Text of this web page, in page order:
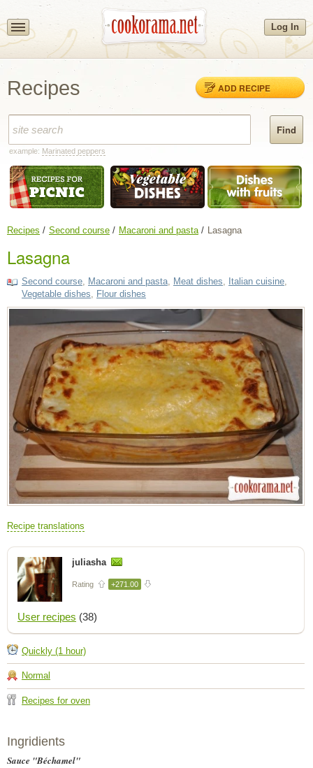
Log In
Recipes ADD RECIPE
example: Marinated peppers
Recipes Second course Macaroni and pasta Lasagna
Lasagna
Second course Macaroni and pasta Meat dishes Italian cuisine
Vegetable dishes
Flour dishes
Recipe translations
juliasha
Rating +271.00
User recipes (38)
Quickly (1 hour)
Normal
Recipes for oven
Ingridients
Sauce "Béchamel"